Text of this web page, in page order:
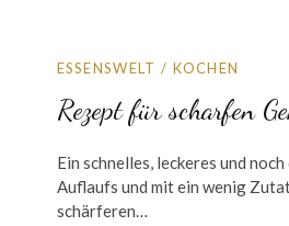
ESSENSWELT / KOCHEN
Rezept für scharfen
Ein schnelles, leckeres und
Auflaufs und mit ein wenig
schärferen…